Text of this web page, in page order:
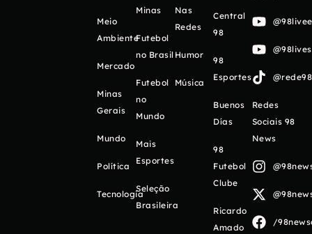
Meio
Ambiente
Mercado
Minas
Gerais
Mundo
Política
Tecnologia
Minas
Futebol
no Brasil
Futebol
no
Mundo
Mais
Esportes
Seleção
Brasileira
Nas
Redes
Humor
Música
Central
98
98
Esportes
Buenos
Días
98
Futebol
Clube
Ricardo
Amado
Redes
Sociais 98
News
/